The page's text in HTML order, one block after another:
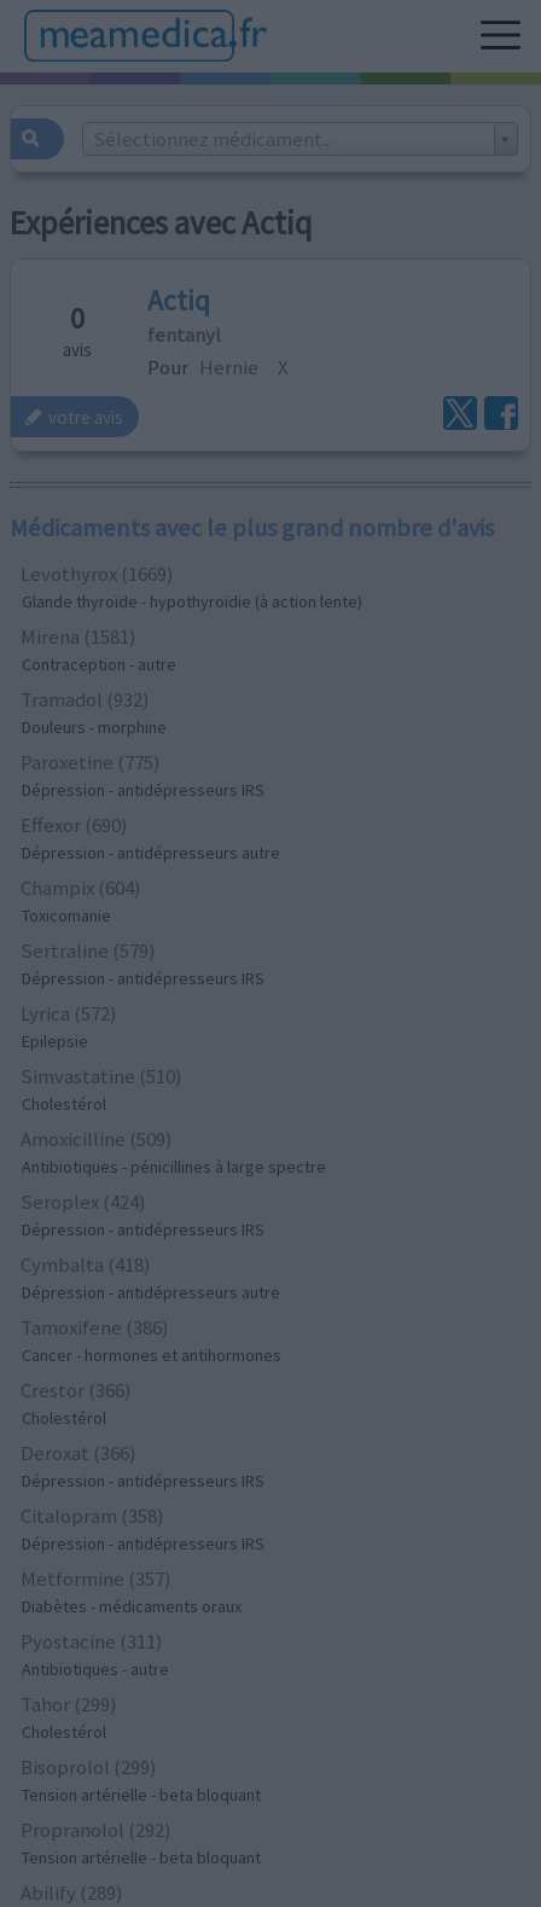
Sélectionnez médicament...
Expériences avec Actiq
0
avis
Actiq
fentanyl
Pour Hernie X
votre avis
Médicaments avec le plus grand nombre d'avis
Levothyrox (1669)
Glande thyroïde - hypothyroïdie (à action lente)
Mirena (1581)
Contraception - autre
Tramadol (932)
Douleurs - morphine
Paroxetine (775)
Dépression - antidépresseurs IRS
Effexor (690)
Dépression - antidépresseurs autre
Champix (604)
Toxicomanie
Sertraline (579)
Dépression - antidépresseurs IRS
Lyrica (572)
Epilepsie
Simvastatine (510)
Cholestérol
Amoxicilline (509)
Antibiotiques - pénicillines à large spectre
Seroplex (424)
Dépression - antidépresseurs IRS
Cymbalta (418)
Dépression - antidépresseurs autre
Tamoxifene (386)
Cancer - hormones et antihormones
Crestor (366)
Cholestérol
Deroxat (366)
Dépression - antidépresseurs IRS
Citalopram (358)
Dépression - antidépresseurs IRS
Metformine (357)
Diabètes - médicaments oraux
Pyostacine (311)
Antibiotiques - autre
Tahor (299)
Cholestérol
Bisoprolol (299)
Tension artérielle - beta bloquant
Propranolol (292)
Tension artérielle - beta bloquant
Abilify (289)